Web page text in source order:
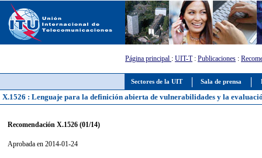
Sectores de la UIT Sala de prensa
Página principal : UIT-T: Publicaciones :
X.1526 : Lenguaje para la definición abierta de vulnerabilidades y la
Recomendación X.1526 (01/14)
Aprobada en 2014-01-24